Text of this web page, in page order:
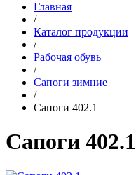
Главная
/
Каталог продукции
/
Рабочая обувь
/
Сапоги зимние
/
Сапоги 402.1
Сапоги 402.1